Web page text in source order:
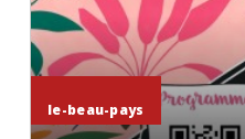
le-beau-pays